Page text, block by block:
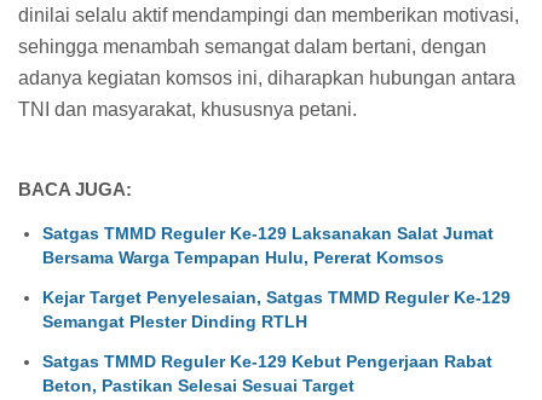
dinilai selalu aktif mendampingi dan memberikan motivasi,
sehingga menambah semangat dalam bertani, dengan
adanya kegiatan komsos ini, diharapkan hubungan antara
TNI dan masyarakat, khususnya petani.
BACA JUGA:
Satgas TMMD Reguler Ke-129 Laksanakan Salat Jumat
Bersama Warga Tempapan Hulu, Pererat Komsos
Kejar Target Penyelesaian, Satgas TMMD Reguler Ke-129
Semangat Plester Dinding RTLH
Satgas TMMD Reguler Ke-129 Kebut Pengerjaan Rabat
Beton, Pastikan Selesai Sesuai Target